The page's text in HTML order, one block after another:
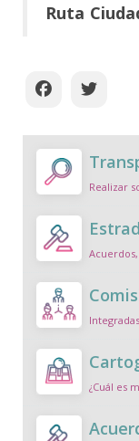
Ruta
Realizar
¿Cuál es